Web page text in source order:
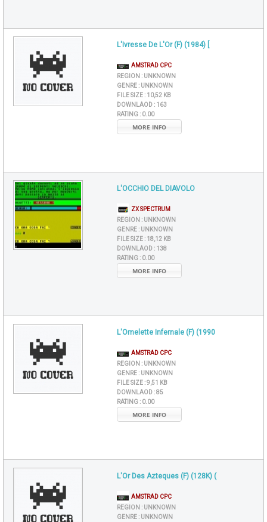
L'Ivresse De L'Or (F) (1984) [
AMSTRAD CPC
REGION : UNKNOWN
GENRE : UNKNOWN
FILE SIZE : 10,52 KB
DOWNLAOD : 163
RATING : 0.00
MORE INFO
L'OCCHIO DEL DIAVOLO
ZX SPECTRUM
REGION : UNKNOWN
GENRE : UNKNOWN
FILE SIZE : 18,12 KB
DOWNLAOD : 138
RATING : 0.00
MORE INFO
L'Omelette Infernale (F) (1990
AMSTRAD CPC
REGION : UNKNOWN
GENRE : UNKNOWN
FILE SIZE :9,51 KB
DOWNLAOD :85
RATING : 0.00
MORE INFO
L'Or Des Azteques (F) (128K) (
AMSTRAD CPC
REGION : UNKNOWN
GENRE : UNKNOWN